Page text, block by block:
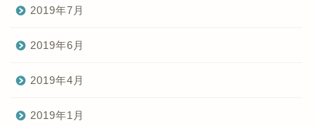
2019年7月
2019年6月
2019年4月
2019年1月